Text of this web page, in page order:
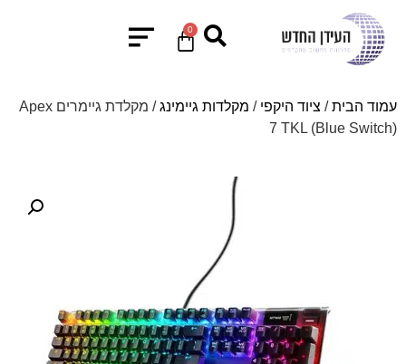
0
עמוד הבית/ ציוד היקפי / מקלדות גיימינג
/ מקלדת גיימרים Apex
7 TKL (Blue Switch)